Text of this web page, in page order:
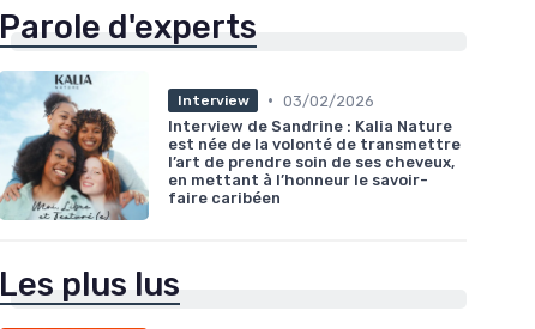
Parole d'experts
Interview • 03/02/2026
Interview de Sandrine : Kalia Nature
est née de la volonté de transmettre
l’art de prendre soin de ses cheveux,
en mettant à l’honneur le savoir-
faire caribéen
Les plus lus